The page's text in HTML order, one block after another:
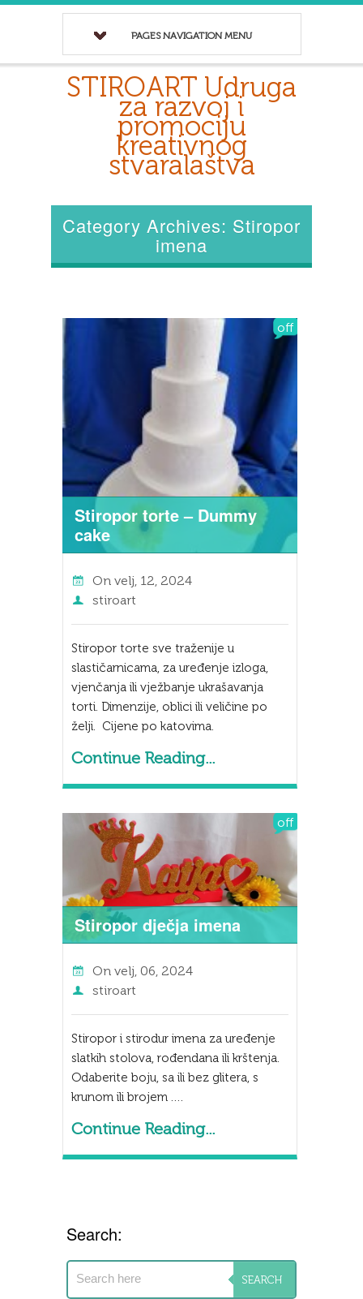
PAGES NAVIGATION MENU
STIROART Udruga
za razvoj i
promociju
kreativnog
stvaralaštva
Category Archives: Stiropor
imena
Stiropor torte – Dummy
cake
off
Onvelj, 12, 2024
stiroart
Stiropor torte sve traženije u
slastičarnicama, za uređenje izloga,
vjenčanja ili vježbanje ukrašavanja
torti. Dimenzije, oblici ili veličine po
želji. Cijene po katovima.
Continue Reading...
Stiropor dječja imena
off
On velj, 06, 2024
stiroart
Stiropor i stirodur imena za uređenje
slatkih stolova, rođendana ili krštenja.
Odaberite boju, sa ili bez glitera, s
krunom ili brojem ….
Continue Reading...
Search: